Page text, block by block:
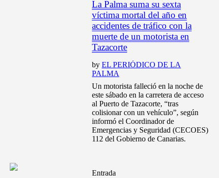
La Palma suma su sexta
víctima mortal del año en
accidentes de tráfico con la
muerte de un motorista en
Tazacorte
byEL PERIÓDICO DE LA
PALMA
Un motorista falleció en la noche de
este sábado en la carretera de acceso
al Puerto de Tazacorte, “tras
colisionar con un vehículo”, según
informó el Coordinador de
Emergencias y Seguridad (CECOES)
112 del Gobierno de Canarias.
Entrada